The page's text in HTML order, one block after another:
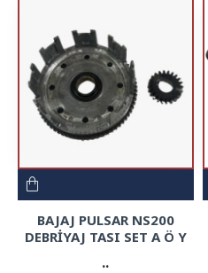
BAJAJ PULSAR NS200
DEBRİYAJ TASI SET A Ö Y
..